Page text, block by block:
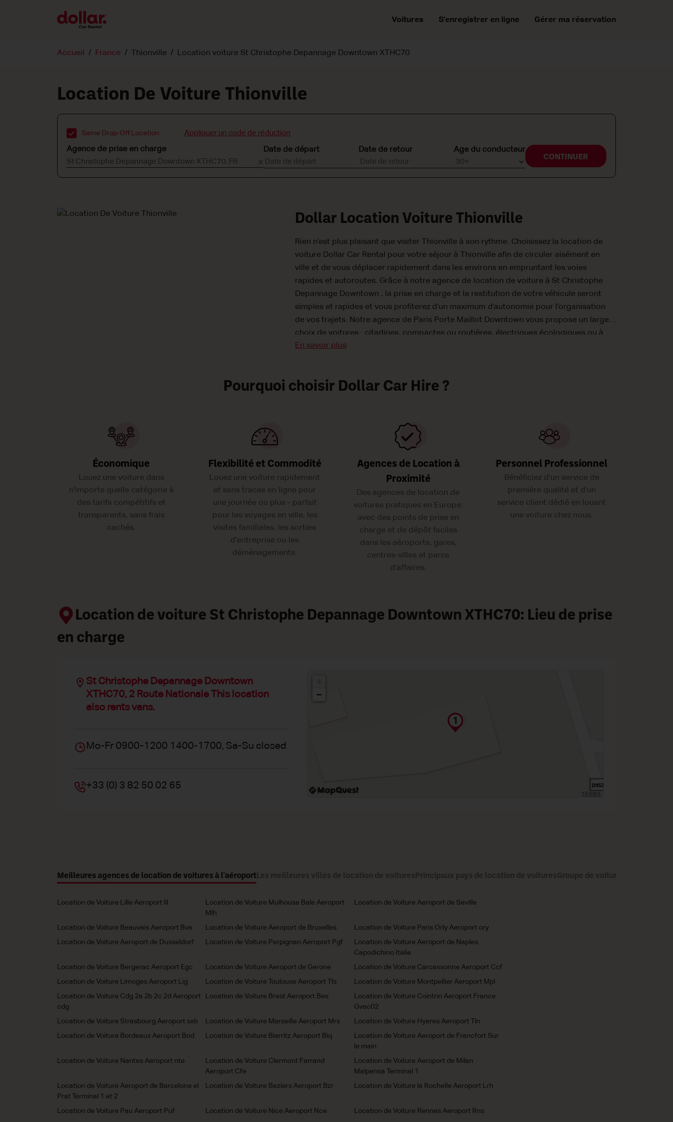
Voitures S’enregistrer en ligne Gérer ma réservation
Accueil France Thionville Location voiture St Christophe Depannage Downtown XTHC70
Location De Voiture Thionville
Same Drop-Off Location Appliquer un code de réduction
Agence de prise en charge Date de départ Date de retour
Age du conducteur
CONTINUER
Dollar Location Voiture Thionville
Rien n’est plus plaisant que visiter Thionville à son rythme. Choisissez la location de
voiture Dollar Car Rental pour votre séjour à Thionville afin de circuler aisément en
ville et de vous déplacer rapidement dans les environs en empruntant les voies
rapides et autoroutes. Grâce à notre agence de location de voiture à St Christophe
Depannage Downtown , la prise en charge et la restitution de votre véhicule seront
simples et rapides et vous profiterez d’un maximum d’autonomie pour l’organisation
de vos trajets. Notre agence de Paris Porte Maillot Downtown vous propose un large
choix de voitures : citadines, compactes ou routières, électriques écologiques ou à
carburant traditionnel, à boîte de vitesses automatique ou manuelle. Et à des tarifs
dès aujourd;hui !
En savoir plus
Pourquoi choisir Dollar Car Hire ?
Économique
Louez une voiture dans
n'importe quelle catégorie à
des tarifs compétitifs et
transparents, sans frais
cachés.
Flexibilité et Commodité
Louez une voiture rapidement
et sans tracas en ligne pour
une journée ou plus - parfait
pour les voyages en ville, les
visites familiales, les sorties
d'entreprise ou les
déménagements.
Agences de Location à
Proximité
Des agences de location de
voitures pratiques en Europe,
avec des points de prise en
charge et de dépôt faciles
dans les aéroports, gares,
centres-villes et parcs
d'affaires.
Personnel Professionnel
Bénéficiez d'un service de
première qualité et d'un
service client dédié en louant
une voiture chez nous.
Location de voiture St Christophe Depannage Downtown XTHC70: Lieu de prise
en charge
−
St Christophe Depannage Downtown
XTHC70, 2 Route Nationale This location
also rents vans.
Mo-Fr 0900-1200 1400-1700, Sa-Su closed
+33 (0) 3 82 50 02 65
Meilleures agences de location de voitures à l'aéroport
Location de Voiture Lille Aeroport lil
Location de Voiture Mulhouse Bale Aeroport
Mlh
Location de Voiture Aeroport de Seville
Location de Voiture Beauvais Aeroport Bva Location de Voiture Aeroport de Bruxelles Location de Voiture Paris Orly Aeroport ory
Location de Voiture Aeroport de Dusseldorf Location de Voiture Perpignan Aeroport Pgf
Location de Voiture Aeroport de Naples
Capodichino Italie
Location de Voiture Bergerac Aeroport Egc Location de Voiture Aeroport de Gerone Location de Voiture Carcassonne Aeroport Ccf
Location de Voiture Limoges Aeroport Lig Location de Voiture Toulouse Aeroport Tls Location de Voiture Montpellier Aeroport Mpl
Location de Voiture Cdg 2a 2b 2c 2d Aeroport
cdg
Location de Voiture Brest Aeroport Bes
Location de Voiture Cointrin Aeroport France
Gvac02
Location de Voiture Strasbourg Aeroport sxb Location de Voiture Marseille Aeroport Mrs Location de Voiture Hyeres Aeroport Tln
Location de Voiture Bordeaux Aeroport Bod Location de Voiture Biarritz Aeroport Biq
Location de Voiture Aeroport de Francfort Sur
le main
Location de Voiture Nantes Aeroport nte
Location de Voiture Clermont Ferrand
Aeroport Cfe
Location de Voiture Aeroport de Milan
Malpensa Terminal 1
Location de Voiture Aeroport de Barcelone el
Prat Terminal 1 et 2
Location de Voiture Beziers Aeroport Bzr Location de Voiture la Rochelle Aeroport Lrh
Location de Voiture Pau Aeroport Puf Location de Voiture Nice Aeroport Nce Location de Voiture Rennes Aeroport Rns